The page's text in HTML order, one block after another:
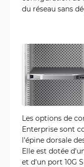
du réseau sans
Les options de
Enterprise sont
l'épine dorsale
Elle est dotée
et d'un port 10G